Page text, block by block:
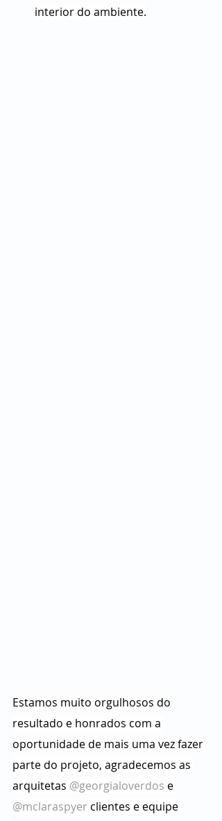
interior do ambiente.
Estamos muito orgulhosos do
resultado e honrados com a
oportunidade de mais uma vez fazer
parte do projeto, agradecemos as
arquitetas @georgialoverdos e
@mclaraspyer clientes e equipe